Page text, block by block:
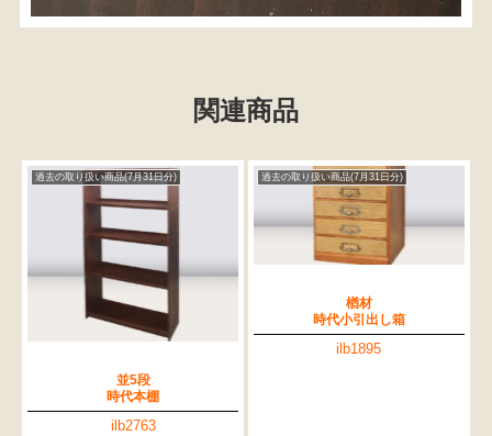
関連商品
過去の取り扱い商品(7月31日分)
並5段
時代本棚
ilb2763
過去の取り扱い商品(7月31日分)
楢材
時代小引出し箱
ilb1895